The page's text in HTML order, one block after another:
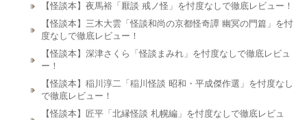
【怪談本】夜馬裕「厭談 戒ノ怪」を忖度なしで徹底レビュー！
【怪談本】三木大雲「怪談和尚の京都怪奇譚 幽冥の門篇」を忖
度なしで徹底レビュー！
【怪談本】深津さくら「怪談まみれ」を忖度なしで徹底レビュ
ー！
【怪談本】稲川淳二「稲川怪談 昭和・平成傑作選」を忖度なし
で徹底レビュー！
【怪談本】匠平「北縁怪談 札幌編」を忖度なしで徹底レビュ